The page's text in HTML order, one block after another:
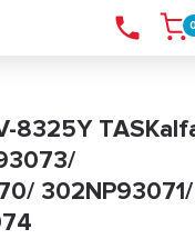
8325Y
302NP93071/